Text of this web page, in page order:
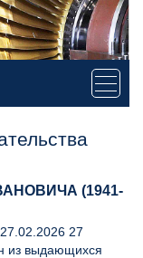
(1941-
27
из выдающихся